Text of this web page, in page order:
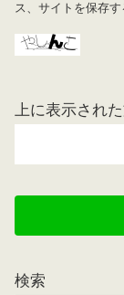
ス、サイトを保存す
上に表示され
検索